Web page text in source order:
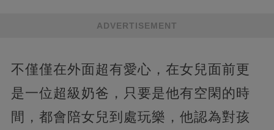
ADVERTISEMENT
不僅僅在外面超有愛心，在女兒面前更
是一位超級奶爸，只要是他有空閑的時
間，都會陪女兒到處玩樂，他認為對孩